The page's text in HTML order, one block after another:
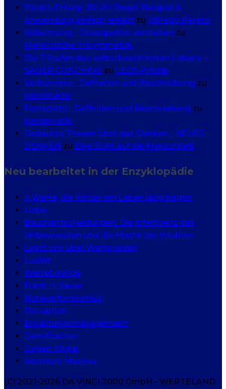
Pareto Prinzip, 80-20-Regel, Beispiel &
Anwendung einfach erklärt zu Vilfredo Pareto
Vollatmung - Osteopathie verstehen zu
Menschliche Trisymmetrik
Die 7 Stufen des selbstbestimmten Lebens –
SAUER COACHING zu LEGS-Prinzip
Verbündete - Definition und Beschreibung zu
konstruktiv
Fortschritt - Definition und Beschreibung zu
konservativ
Gedachte Thesen über das Denken - NEUES
DENKEN zu Eine Sicht auf die Menschheit
Neu bearbeitet in der Enzyklopädie
4 Werte, die Kinder ein Leben lang tragen
Liebe
Bauchentscheidungen. Die Intelligenz des
Unbewussten und die Macht der Intuition
Lasst uns über Werte reden
LuüWr
WerteLounge
Frank H. Sauer
Nonkonformismus
Disruption
Erwartungsmanagement
Gamification
Jürgen Klopp
Abraham Maslow
(C) 2021-2026 DA VINCI 3000 GmbH - WERTELAND